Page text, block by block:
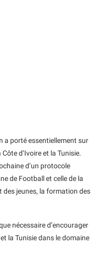
a porté essentiellement sur
d’Ivoire et la Tunisie.
d’un protocole
de Football et celle de la
des jeunes, la formation des
nécessaire d’encourager
la Tunisie dans le domaine